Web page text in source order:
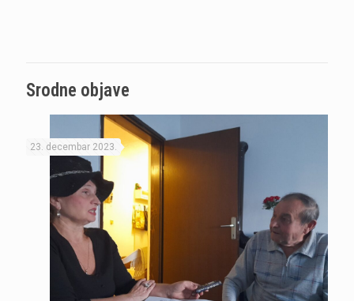
Srodne objave
23. decembar 2023.